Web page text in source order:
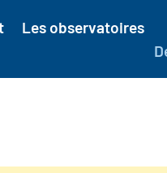
Les observatoires